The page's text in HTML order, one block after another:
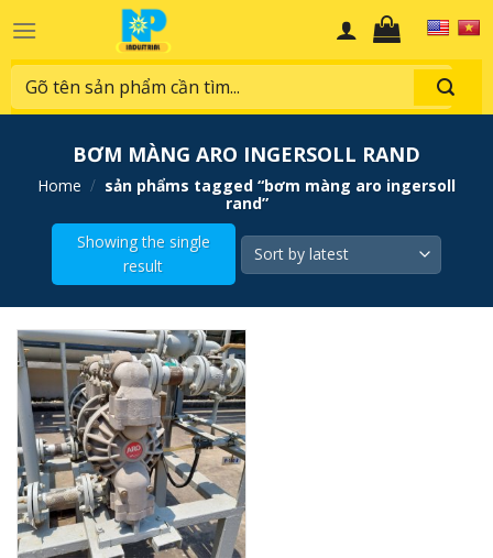
to
content
Search
for:
BƠM MÀNG ARO INGERSOLL RAND
home / sản phẩms tagged “bơm màng aro ingersoll
rand”
Showing the single
result